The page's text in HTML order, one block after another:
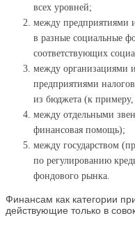
всех уровней;
между предприятиями
в разные социальные
соответствующих
между организациями
предприятиями
из бюджета (к примеру,
между отдельными
финансовая помощь);
между государством
по регулированию
фондового рынка.
Финансам как категории
действующие только в